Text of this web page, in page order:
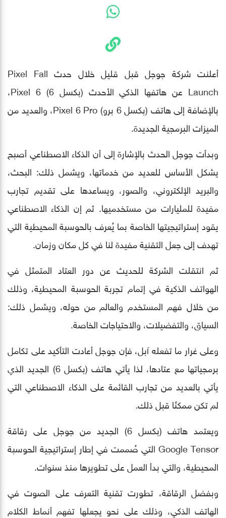
أعلنت شركة جوجل قبل قليل خلال حدث Pixel Fall
Launch عن هاتفها الذكي الأحدث (بكسل 6) Pixel 6،
بالإضافة إلى هاتف (بكسل 6 برو) Pixel 6 Pro، والعديد من
الميزات البرمجية الجديدة.
وبدأت جوجل الحدث بالإشارة إلى أن الذكاء الاصطناعي أصبح
يشكل الأساس للعديد من خدماتها، ويشمل ذلك: البحث،
والبريد الإلكتروني، والصور، ويساعدها على تقديم تجارب
مفيدة للمليارات من مستخدميها. ثم إن الذكاء الاصطناعي
يقود إستراتيجيتها الخاصة بما يُعرف بالحوسبة المحيطية التي
تهدف إلى جعل التقنية مفيدة لنا في كل مكان وزمان.
ثم انتقلت الشركة للحديث عن دور العتاد المتمثل في
الهواتف الذكية في إتمام تجربة الحوسبة المحيطية، وذلك
من خلال فهم المستخدم والعالم من حوله، ويشمل ذلك:
السياق، والتفضيلات، والاحتياجات الخاصة.
وعلى غرار ما تفعله آبل، فإن جوجل أعادت التأكيد على تكامل
برمجياتها مع عتادها، لذا يأتي هاتف (بكسل 6) الجديد الذي
يأتي بالعديد من تجارب القائمة على الذكاء الاصطناعي التي
لم تكن ممكنًا قبل ذلك.
ويعتمد هاتف (بكسل 6) الجديد من جوجل على رقاقة
Google Tensor التي صُممت في إطار إستراتيجية الحوسبة
المحيطية، والتي بدأ العمل على تطويرها منذ سنوات.
وبفضل الرقاقة، تطورت تقنية التعرف على الصوت في
الهاتف الذكي، وذلك على نحو يجعلها تفهم أنماط الكلام